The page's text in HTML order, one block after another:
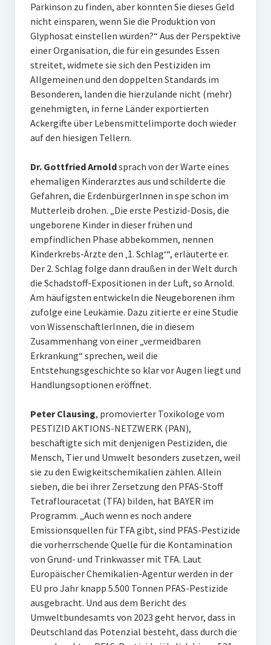
Parkinson zu finden, aber könnten Sie dieses Geld
nicht einsparen, wenn Sie die Produktion von
Glyphosat einstellen würden?“ Aus der Perspektive
einer Organisation, die für ein gesundes Essen
streitet, widmete sie sich den Pestiziden im
Allgemeinen und den doppelten Standards im
Besonderen, landen die hierzulande nicht (mehr)
genehmigten, in ferne Länder exportierten
Ackergifte über Lebensmittelimporte doch wieder
auf den hiesigen Tellern.
Dr. Gottfried Arnoldsprach von der Warte eines
ehemaligen Kinderarztes aus und schilderte die
Gefahren, die ErdenbürgerInnen in spe schon im
Mutterleib drohen. „Die erste Pestizid-Dosis, die
ungeborene Kinder in dieser frühen und
empfindlichen Phase abbekommen, nennen
Kinderkrebs-Ärzte den ‚1. Schlag‘“, erläuterte er.
Der 2. Schlag folge dann draußen in der Welt durch
die Schadstoff-Expositionen in der Luft, so Arnold.
Am häufigsten entwickeln die Neugeborenen ihm
zufolge eine Leukämie. Dazu zitierte er eine Studie
von WissenschaftlerInnen, die in diesem
Zusammenhang von einer „vermeidbaren
Erkrankung“ sprechen, weil die
Entstehungsgeschichte so klar vor Augen liegt und
Handlungsoptionen eröffnet.
Peter Clausing, promovierter Toxikologe vom
PESTIZID AKTIONS-NETZWERK (PAN),
beschäftigte sich mit denjenigen Pestiziden, die
Mensch, Tier und Umwelt besonders zusetzen, weil
sie zu den Ewigkeitschemikalien zählen. Allein
sieben, die bei ihrer Zersetzung den PFAS-Stoff
Tetraflouracetat (TFA) bilden, hat BAYER im
Programm. „Auch wenn es noch andere
Emissionsquellen für TFA gibt, sind PFAS-Pestizide
die vorherrschende Quelle für die Kontamination
von Grund- und Trinkwasser mit TFA. Laut
Europäischer Chemikalien-Agentur werden in der
EU pro Jahr knapp 5.500 Tonnen PFAS-Pestizide
ausgebracht. Und aus dem Bericht des
Umweltbundesamts von 2023 geht hervor, dass in
Deutschland das Potenzial besteht, dass durch die